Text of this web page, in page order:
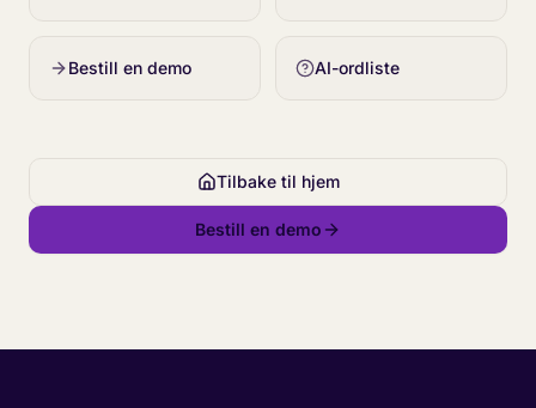
Bestill en demo AI-ordliste
Tilbake til hjem
Bestill en demo